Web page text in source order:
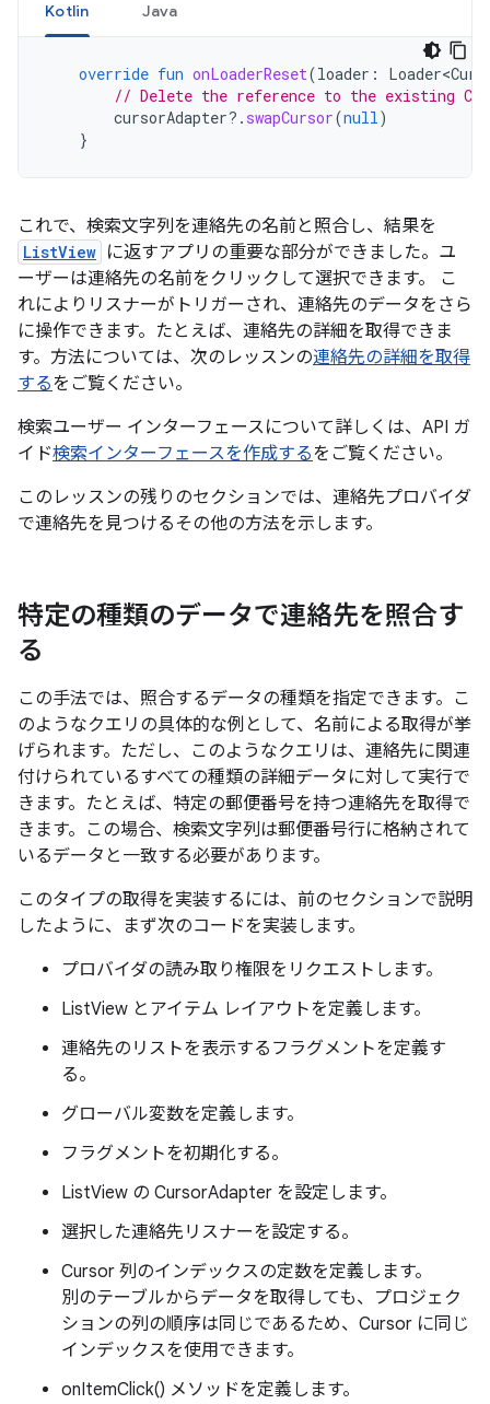
Kotlin Java
override fun onLoaderReset(loader :
// Delete the reference to the existing
cursorAdapter?. swapCursor(null)
}
これで、検索文字列を連絡先の名前と照合し、結果を
ListView に返すアプリの重要な部分ができました。ユ
ーザーは連絡先の名前をクリックして選択できます。 こ
れによりリスナーがトリガーされ、連絡先のデータをさら
に操作できます。たとえば、連絡先の詳細を取得できま
す。方法については、次のレッスンの連絡先の詳細を取得
するをご覧ください。
検索ユーザー インターフェースについて詳しくは、API ガ
イド検索インターフェースを作成するをご覧ください。
このレッスンの残りのセクションでは、連絡先プロバイダ
で連絡先を見つけるその他の方法を示します。
特定の種類のデータで連絡先を照合す
る
この手法では、照合するデータの種類を指定できます。こ
のようなクエリの具体的な例として、名前による取得が挙
げられます。ただし、このようなクエリは、連絡先に関連
付けられているすべての種類の詳細データに対して実行で
きます。たとえば、特定の郵便番号を持つ連絡先を取得で
きます。この場合、検索文字列は郵便番号行に格納されて
いるデータと一致する必要があります。
このタイプの取得を実装するには、前のセクションで説明
したように、まず次のコードを実装します。
プロバイダの読み取り権限をリクエストします。
ListView とアイテム レイアウトを定義します。
連絡先のリストを表示するフラグメントを定義す
る。
グローバル変数を定義します。
フラグメントを初期化する。
ListView の CursorAdapter を設定します。
選択した連絡先リスナーを設定する。
Cursor 列のインデックスの定数を定義します。
別のテーブルからデータを取得しても、プロジェク
ションの列の順序は同じであるため、Cursor に同じ
インデックスを使用できます。
onItemClick() メソッドを定義します。